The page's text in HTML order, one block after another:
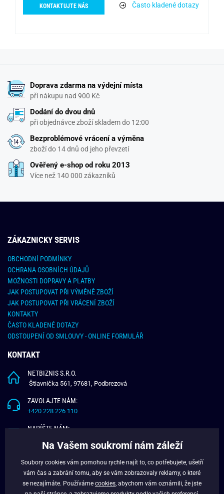
KONTAKTUJTE NÁS
Často kladené dotazy
Doprava zdarma na výdejní místa
při nákupu nad 900 Kč
Dodání do dvou dnů
při objednávce zboží skladem do 12:00
Bezproblémové vrácení a výměna
zboží do 14 dnů od jeho převzetí
Ověřený e-shop od roku 2013
Více než 140 000 zákazníků
ZÁKAZNICKY SERVIS
OBCHODNÍ PODMÍNKY
OCHRANA OSOBNÍCH ÚDAJŮ
MOŽNOSTI DOPRAVY A PLATBY
JAK POSTUPOVAT PŘI VÝMĚNĚ ZBOŽÍ
JAK POSTUPOVAT PŘI VRÁCENÍ ZBOŽÍ
KONTAKTY
ČASTO KLADENÉ DOTAZY
ODSTOUPENÍ OD SMLOUVY - ONLINE FORMULÁŘ
KONTAKT
NETBIZNIS S.R.O.
Štiavnička 561, 97681, Podbrezová
ZAVOLAJTE NÁM:
+420 228 226 110
NAPÍŠTE NÁM:
O NÁS
VĚRNOSTNÍ PROGRAM
Na Vašem soukromí nám záleží
Soubory cookies vám pomohou rychle najít to, co potřebujete, ušetří
vám čas a zabrání tomu, aby se vám zobrazovaly reklamy, o které
se nezajímáte. Používáme cookies , abychom vám oznámili, že jste